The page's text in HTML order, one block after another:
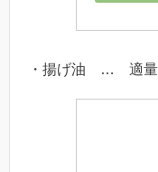
・揚げ油 … 適量